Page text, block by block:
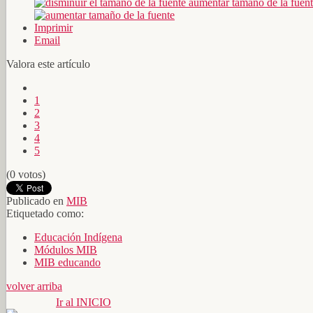
Imprimir
Email
Valora este artículo
1
2
3
4
5
(0 votos)
Publicado en MIB
Etiquetado como:
Educación Indígena
Módulos MIB
MIB educando
volver arriba
Ir al INICIO